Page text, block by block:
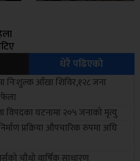
धेरै पढिएको
निःशुल्क आँखा शिविर,१२८ जना
फेला
घटनामा २०५ जनाको मृत्यु
प्रक्रिया औपचारिक रुपमा अघि